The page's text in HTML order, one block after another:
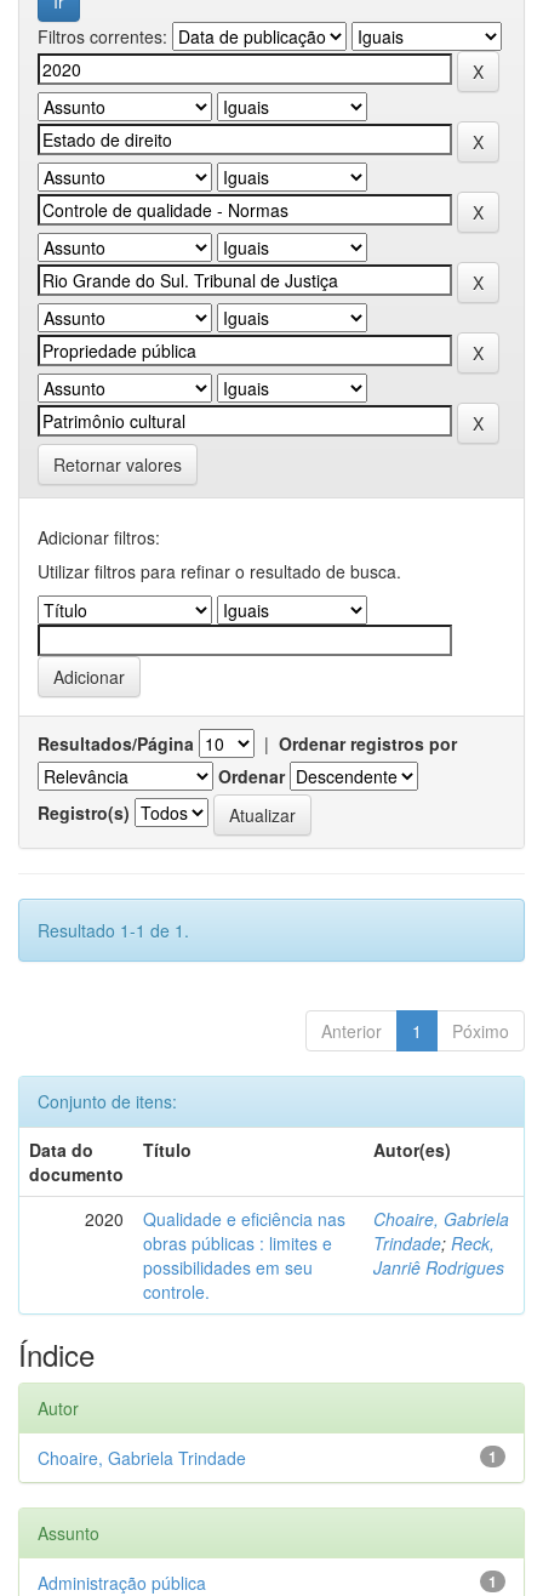
Filtros correntes:
Retornar valores
Adicionar filtros:
Utilizar filtros para refinar o resultado de busca.
Resultados/Página | Ordenar registros por
Ordenar
Registro(s)
Resultado 1-1 de 1.
Anterior 1 Póximo
Conjunto de itens:
Data do
documento
Título Autor(es)
2020
Qualidade e eficiência nas
obras públicas : limites e
possibilidades em seu
controle.
Choaire, Gabriela
Trindade; Reck,
Janriê Rodrigues
Índice
Autor
1
Choaire, Gabriela Trindade
Assunto
1
Administração pública